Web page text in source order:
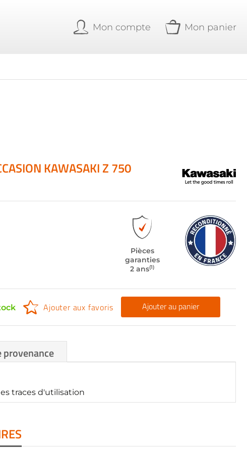
Mon compte Mon panier
KAWASAKI Z 750
Pièces
garanties
2 ans(1)
Ajouter aux favoris Ajouter au panier
traces d'utilisation
provenance